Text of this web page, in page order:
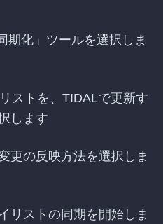
期化」ツールを選択しま
ストを、TIDALで更新す
します
更の反映方法を選択しま
リストの同期を開始しま